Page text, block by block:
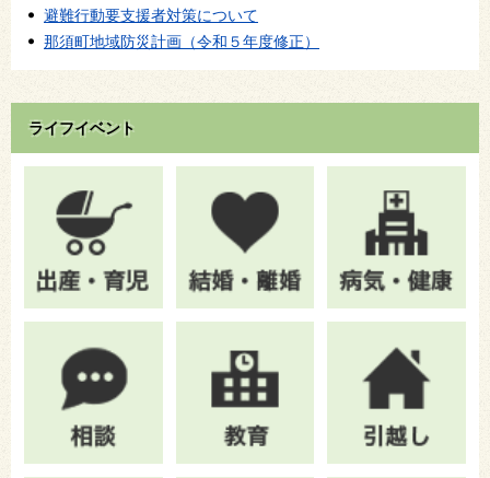
避難行動要支援者対策について
那須町地域防災計画（令和５年度修正）
ライフイベント